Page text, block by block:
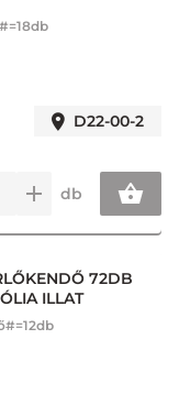
D22-00-2
db
72DB
ILLAT